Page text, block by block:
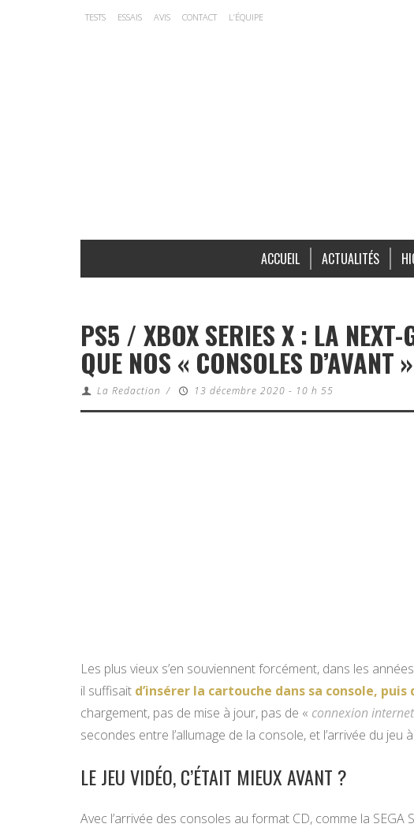
TESTS ESSAIS AVIS CONTACT L’ÉQUIPE
ACCUEIL ACTUALITÉS
PS5 / XBOX SERIES X : LA NEXT-
QUE NOS « CONSOLES D’AVANT
La Redaction / 13 décembre 2020 - 10 h 55
Les plus vieux s’en souviennent forcément, dans les
il suffisait d’insérer la cartouche dans sa console, puis
chargement, pas de mise à jour, pas de « connexion
secondes entre l’allumage de la console, et l’arrivée du jeu à
LE JEU VIDÉO, C’ÉTAIT MIEUX AVANT ?
Avec l’arrivée des consoles au format CD, comme la